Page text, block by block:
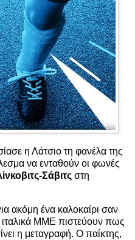
η Λάτσιο τη φανέλα της
να ενταθούν οι φωνές
Σάβιτς στη
ακόμη ένα καλοκαίρι σαν
ιταλικά ΜΜΕ πιστεύουν πως
η μεταγραφή. Ο παίκτης,